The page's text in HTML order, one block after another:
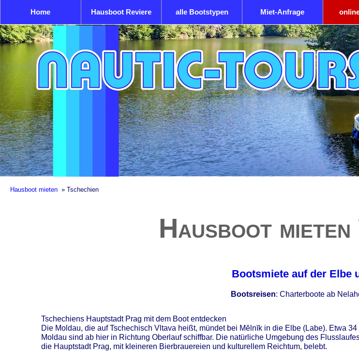
Home Hausboot Reviere alle Bootstypen Miet-Anfrage
Hausboot mieten » Tschechien
Hausboot mieten
Bootsmiete auf der Elbe
Bootsreisen: Charterboote ab
Tschechiens Hauptstadt Prag mit dem Boot entdecken
Die Moldau, die auf Tschechisch Vltava heißt, mündet bei Mĕlnīk in die Elbe (Labe). Etwa 34
Moldau sind ab hier in Richtung Oberlauf schiffbar. Die natürliche Umgebung des
die Hauptstadt Prag, mit kleineren Bierbrauereien und kulturellem Reichtum, belebt.